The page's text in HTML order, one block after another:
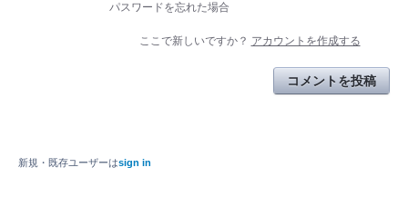
パスワードを忘れた場合
ここで新しいですか？ アカウントを作成する
コメントを投稿
新規・既存ユーザーはsign in